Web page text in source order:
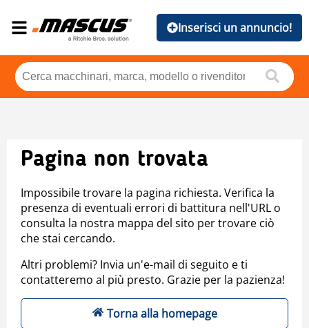
Inserisci un annuncio!
Pagina non trovata
Impossibile trovare la pagina richiesta. Verifica la
presenza di eventuali errori di battitura nell'URL o
consulta la nostra mappa del sito per trovare ciò
che stai cercando.
Altri problemi? Invia un'e-mail di seguito e ti
contatteremo al più presto. Grazie per la pazienza!
Torna alla homepage